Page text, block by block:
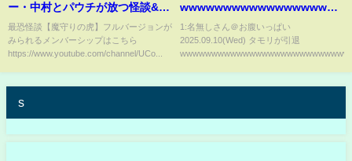
ー・中村とパウチが放つ怪談&バ
ラエティ。2019年最新版です！
#実話怪談 #怪談 #怖い話
最恐怪談【魔守りの虎】フルバージョンが
みられるメンバーシップはこちら
https://www.youtube.com/channel/UCo...
まとめ】【2chスレ】【5chス
レ】
1:名無しさん＠お腹いっぱい
2025.09.10(Wed) タモリが引退
s